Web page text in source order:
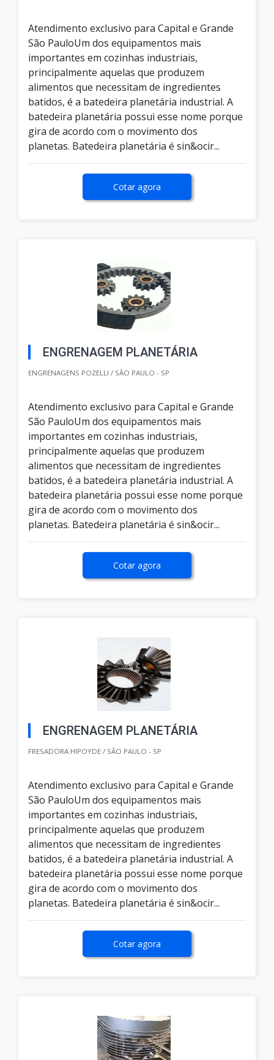
Atendimento exclusivo para Capital e Grande
São PauloUm dos equipamentos mais
importantes em cozinhas industriais,
principalmente aquelas que produzem
alimentos que necessitam de ingredientes
batidos, é a batedeira planetária industrial. A
batedeira planetária possui esse nome porque
gira de acordo com o movimento dos
planetas. Batedeira planetária é sin&ocir...
Cotar agora
ENGRENAGEM PLANETÁRIA
ENGRENAGENS POZELLI / SÃO PAULO - SP
Atendimento exclusivo para Capital e Grande
São PauloUm dos equipamentos mais
importantes em cozinhas industriais,
principalmente aquelas que produzem
alimentos que necessitam de ingredientes
batidos, é a batedeira planetária industrial. A
batedeira planetária possui esse nome porque
gira de acordo com o movimento dos
planetas. Batedeira planetária é sin&ocir...
Cotar agora
ENGRENAGEM PLANETÁRIA
FRESADORA HIPOYDE / SÃO PAULO - SP
Atendimento exclusivo para Capital e Grande
São PauloUm dos equipamentos mais
importantes em cozinhas industriais,
principalmente aquelas que produzem
alimentos que necessitam de ingredientes
batidos, é a batedeira planetária industrial. A
batedeira planetária possui esse nome porque
gira de acordo com o movimento dos
planetas. Batedeira planetária é sin&ocir...
Cotar agora